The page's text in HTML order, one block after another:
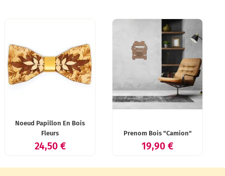
Noeud Papillon En Bois
Fleurs
Prix
24,50 €
Prenom Bois "Camion"
Prix
19,90 €